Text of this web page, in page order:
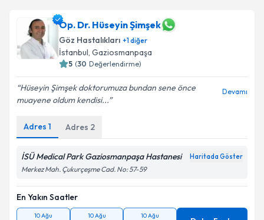
Op. Dr. Mehmet Kayiçin randevu takvimi talebi
oluşturun. Size bu uzmandan randevu almanız için bir
takvim hazırlandığında e-posta ile bilgilendireceğiz.
E-posta Adresiniz
Kişisel verilerimin işlenmesine ilişkin
Metni'ni okudum ve kişisel verilerimin belirtilen
Takvim Talebini Gönder
Op. Dr. Hüseyin Şimşek
Göz Hastalıkları +1diğer
İstanbul, Gaziosmanpaşa
5 (30 Değerlendirme)
Hüseyin Şimşek doktorumuza bundan sene önce
muayene oldum kendisi...
Devamı
Adres 1 Adres 2
İSÜ Medical Park Gaziosmanpaşa Hastanesi Haritada Göster
Merkez Mah. Çukurçeşme Cad. No: 57-59
En Yakın Saatler
10 Ağu 10 Ağu 10 Ağu